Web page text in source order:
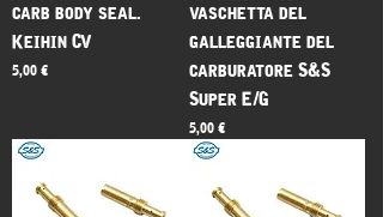
carb body seal.
Keihin CV
Prezzo
5,00 €
vaschetta del
galleggiante del
carburatore S&S
Super E/G
Prezzo
5,00 €